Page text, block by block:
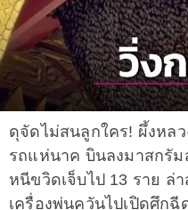
ดุจัดไม่สนลูกใคร! ผึ้งหล
รถแห่นาค บินลงมาสกรั
หนีขวิดเจ็บไป 13 ราย ล่
เครื่องพ่นควันไปเปิดศึก